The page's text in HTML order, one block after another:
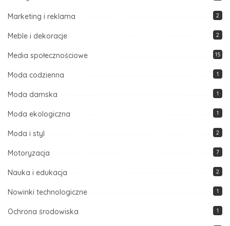
Marketing i reklama 2
Meble i dekoracje 2
Media społecznościowe 15
Moda codzienna 1
Moda damska 1
Moda ekologiczna 1
Moda i styl 2
Motoryzacja 7
Nauka i edukacja 2
Nowinki technologiczne 1
Ochrona środowiska 1